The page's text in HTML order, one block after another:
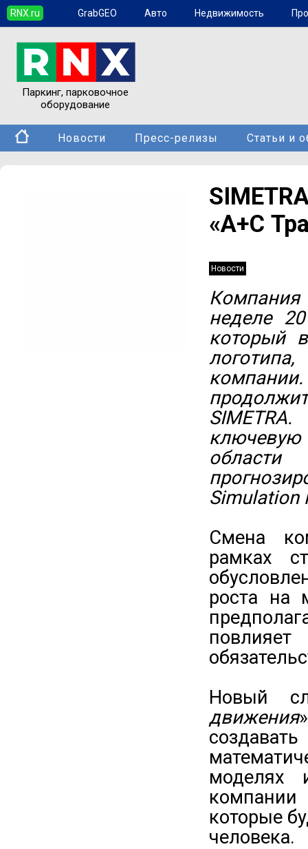
RNX.ru GrabGEO Авто Недвижимость
Паркинг, парковочное
оборудование
Новости Пресс-релизы Статьи и
«А+С
Новости
Компания
неделе
который
области
Simulation
Смена
рамках
роста на
Новый
движения
моделях
которые
человека.